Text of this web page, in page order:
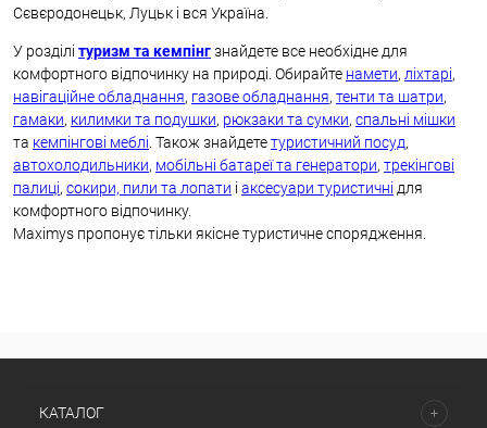
Сєвєродонецьк, Луцьк і вся Україна.
У розділі туризм та кемпінгзнайдете все необхідне для
комфортного відпочинку на природі. Обирайте намети, ліхтарі,
навігаційне обладнання, газове обладнання, тенти та шатри,
гамаки, килимки та подушки, рюкзаки та сумки, спальні мішки
та кемпінгові меблі . Також знайдететуристичний посуд,
автохолодильники, мобільні батареї та генератори, трекінгові
палиці, сокири, пили та лопати і аксесуари туристичні для
комфортного відпочинку.
Maximys пропонує тільки якісне туристичне спорядження.
КАТАЛОГ